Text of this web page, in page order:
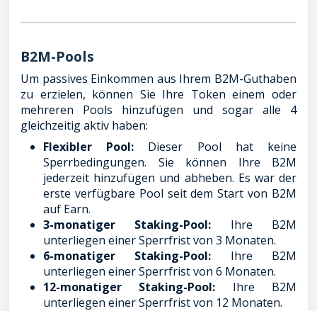
B2M-Pools
Um passives Einkommen aus Ihrem B2M-Guthaben
zu erzielen, können Sie Ihre Token einem oder
mehreren Pools hinzufügen und sogar alle 4
gleichzeitig aktiv haben:
Flexibler Pool: Dieser Pool hat keine
Sperrbedingungen. Sie können Ihre B2M
jederzeit hinzufügen und abheben. Es war der
erste verfügbare Pool seit dem Start von B2M
auf Earn.
3-monatiger Staking-Pool: Ihre B2M
unterliegen einer Sperrfrist von 3 Monaten.
6-monatiger Staking-Pool: Ihre B2M
unterliegen einer Sperrfrist von 6 Monaten.
12-monatiger Staking-Pool: Ihre B2M
unterliegen einer Sperrfrist von 12 Monaten.